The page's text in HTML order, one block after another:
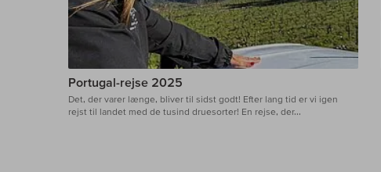
Portugal-rejse 2025
Det, der varer længe, bliver til sidst godt! Efter lang tid er vi igen
rejst til landet med de tusind druesorter! En rejse, der...